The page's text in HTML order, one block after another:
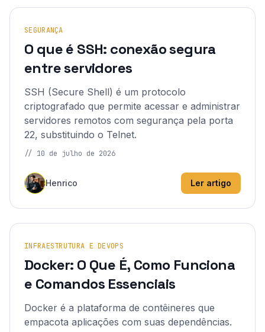
SEGURANÇA
O que é SSH: conexão segura
entre servidores
SSH (Secure Shell) é um protocolo
criptografado que permite acessar e administrar
servidores remotos com segurança pela porta
22, substituindo o Telnet.
// 10 de julho de 2026
Henrico Ler artigo
INFRAESTRUTURA E DEVOPS
Docker: O Que É, Como Funciona
e Comandos Essenciais
Docker é a plataforma de contêineres que
empacota aplicações com suas dependências.